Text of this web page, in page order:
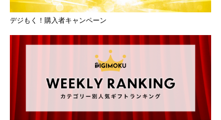
デジもく！購入者キャンペーン